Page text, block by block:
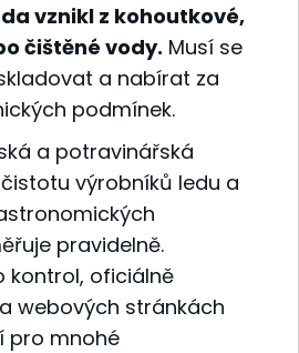
vznikl z kohoutkové,
čištěné vody. Musí se
a nabírat za
podmínek.
a potravinářská
výrobníků ledu a
pravidelně.
kontrol, oficiálně
webových stránkách
pro mnohé